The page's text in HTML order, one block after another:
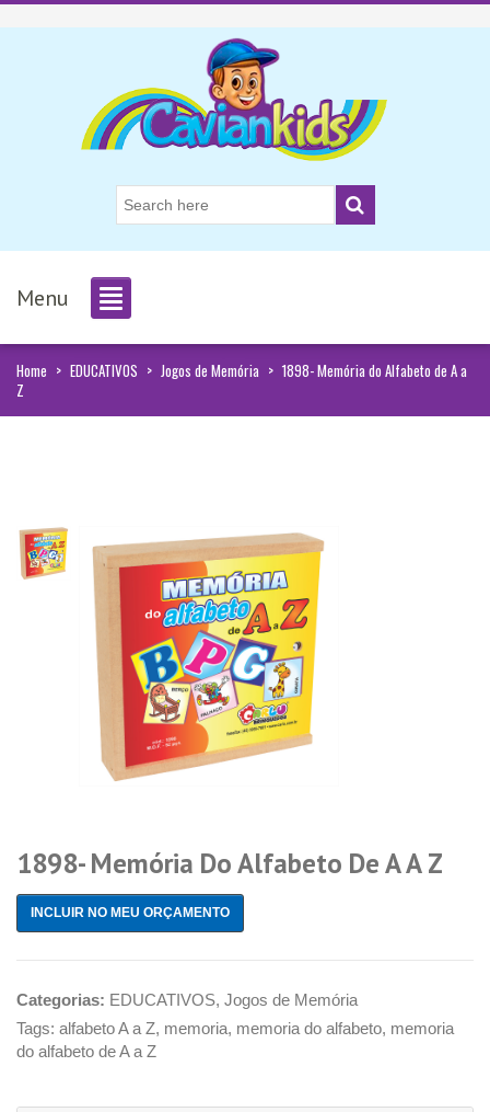
Menu
Home > EDUCATIVOS > Jogos de Memória > 1898- Memória do Alfabeto de A a
Z
1898- Memória Do Alfabeto De A A Z
INCLUIR NO MEU ORÇAMENTO
Categorias: EDUCATIVOS, Jogos de Memória
Tags: alfabeto A a Z, memoria, memoria do alfabeto, memoria
do alfabeto de A a Z